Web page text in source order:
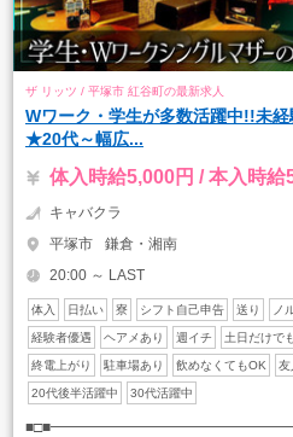
ザ リッツ / 平塚市 紅谷町の最新求人
Wワーク・学生が多数活躍中!!未
★20代～幅広...
体入時給5,000円 / 本入時給
キャバクラ
平塚市
鎌倉・湘南
20:00 ～ LAST
体入 日払い 寮 シフト自己申告 送り ノ
経験者優遇 ヘアメあり 週イチ 土日だけで
終電上がり 駐車場あり 飲めなくてもOK 友
20代後半活躍中 30代活躍中